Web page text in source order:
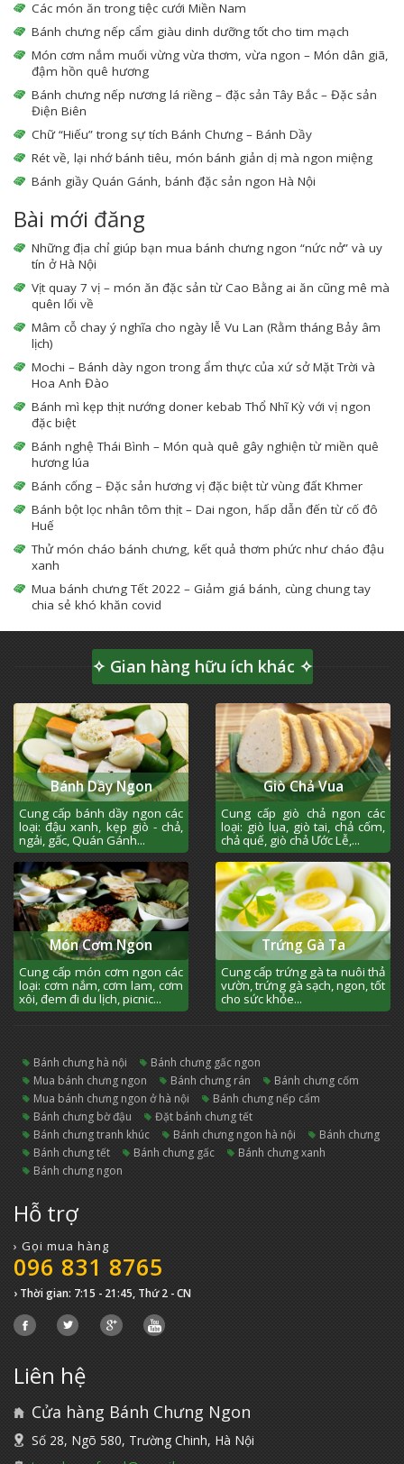
Các món ăn trong tiệc cưới Miền Nam
Bánh chưng nếp cẩm giàu dinh dưỡng tốt cho tim mạch
Món cơm nắm muối vừng vừa thơm, vừa ngon – Món dân giã,
đậm hồn quê hương
Bánh chưng nếp nương lá riềng – đặc sản Tây Bắc – Đặc sản
Điện Biên
Chữ “Hiếu” trong sự tích Bánh Chưng – Bánh Dầy
Rét về, lại nhớ bánh tiêu, món bánh giản dị mà ngon miệng
Bánh giầy Quán Gánh, bánh đặc sản ngon Hà Nội
Bài mới đăng
Những địa chỉ giúp bạn mua bánh chưng ngon “nức nở” và uy
tín ở Hà Nội
Vịt quay 7 vị – món ăn đặc sản từ Cao Bằng ai ăn cũng mê mà
quên lối về
Mâm cỗ chay ý nghĩa cho ngày lễ Vu Lan (Rằm tháng Bảy âm
lịch)
Mochi – Bánh dày ngon trong ẩm thực của xứ sở Mặt Trời và
Hoa Anh Đào
Bánh mì kẹp thịt nướng doner kebab Thổ Nhĩ Kỳ với vị ngon
đặc biệt
Bánh nghệ Thái Bình – Món quà quê gây nghiện từ miền quê
hương lúa
Bánh cống – Đặc sản hương vị đặc biệt từ vùng đất Khmer
Bánh bột lọc nhân tôm thịt – Dai ngon, hấp dẫn đến từ cố đô
Huế
Thử món cháo bánh chưng, kết quả thơm phức như cháo đậu
xanh
Mua bánh chưng Tết 2022 – Giảm giá bánh, cùng chung tay
chia sẻ khó khăn covid
✧ Gian hàng hữu ích khác ✧
Bánh Dầy Ngon
Cung cấp bánh dầy ngon các
loại: đậu xanh, kẹp giò - chả,
ngải, gấc, Quán Gánh...
Giò Chả Vua
Cung cấp giò chả ngon các
loại: giò lụa, giò tai, chả cốm,
chả quế, giò chả Ước Lễ,...
Món Cơm Ngon
Cung cấp món cơm ngon các
loại: cơm nắm, cơm lam, cơm
xôi, đem đi du lịch, picnic...
Trứng Gà Ta
Cung cấp trứng gà ta nuôi thả
vườn, trứng gà sạch, ngon, tốt
cho sức khỏe...
bánh chưng hà nội
bánh chưng gấc ngon
mua bánh chưng ngon
bánh chưng rán
bánh chưng cốm
mua bánh chưng ngon ở hà nội
bánh chưng nếp cẩm
bánh chưng bờ đậu
đặt bánh chưng tết
bánh chưng tranh khúc
bánh chưng ngon hà nội
bánh chưng
bánh chưng tết
bánh chưng gấc
bánh chưng xanh
bánh chưng ngon
Hỗ trợ
› Gọi mua hàng
096 831 8765
› Thời gian: 7:15 - 21:45, Thứ 2 - CN
Liên hệ
Cửa hàng Bánh Chưng Ngon
Số 28, Ngõ 580, Trường Chinh, Hà Nội